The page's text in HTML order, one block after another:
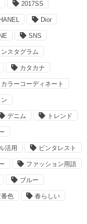
ンバー
レンドカラー
「2015SS 気になるト
ら↓ 2015SS 気になるト
カラー02：PANTONE
2017SS
Dior
SNS
ンスタグラム
カタカナ
カラーコーディネート
デニム トレンド
活用 ピンタレスト
ファッション用語
ブルー
番色 春らしい